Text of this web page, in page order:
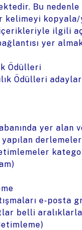
Bu
kopyala/
ilgili
yer
Ödülleri
Ödülleri
yer alan
e-posta
belli